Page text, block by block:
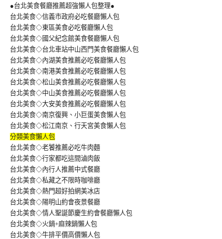
●台北美食餐廳推薦超強懶人包整理●
台北美食◇信義市政府必吃餐廳懶人包
台北美食◇東區美食必吃餐廳懶人包
台北美食◇國父紀念館美食餐廳懶人包
台北美食◇台北車站中山西門美食餐廳懶人包
台北美食◇內湖美食推薦必吃餐廳懶人包
台北美食◇南港美食推薦必吃餐廳懶人包
台北美食◇松山美食推薦必吃餐廳懶人包
台北美食◇中山美食推薦必吃餐廳懶人包
台北美食◇大安美食推薦必吃餐廳懶人包
台北美食◇南京復興、小巨蛋美食懶人包
台北美食◇松江南京、行天宮美食懶人包
分類美食懶人包
台北美食◇老饕推薦必吃牛肉麵
台北美食◇行家都吃這間滷肉飯
台北美食◇內行人推薦中式餐廳
台北美食◇私藏之不限時咖啡廳
台北美食◇熱門超好拍網美冰店
台北美食◇陽明山約會夜景餐廳
台北美食◇情人聖誕節慶生約會餐廳懶人包
台北美食◇火鍋+麻辣鍋懶人包
台北美食◇牛排平價高價懶人包